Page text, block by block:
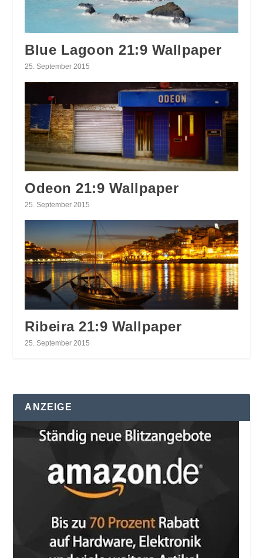
Blue Lagoon 21:9 Wallpaper
25. September 2015
Odeon 21:9 Wallpaper
25. September 2015
Ribeira 21:9 Wallpaper
25. September 2015
ANZEIGE